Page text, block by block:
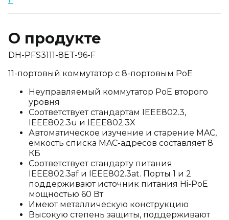
О продукте
DH-PFS3111-8ET-96-F
11-портовый коммутатор с 8-портовым PoE
Неуправляемый коммутатор PoE второго
уровня
Соответствует стандартам IEEE802.3,
IEEE802.3u и IEEE802.3X
Автоматическое изучение и старение MAC,
емкость списка MAC-адресов составляет 8
КБ
Соответствует стандарту питания
IEEE802.3af и IEEE802.3at. Порты 1 и 2
поддерживают источник питания Hi-PoE
мощностью 60 Вт
Имеют металлическую конструкцию
Высокую степень защиты, поддерживают